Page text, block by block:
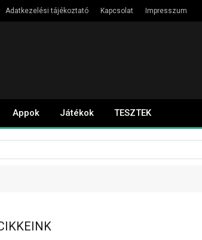
Adatkezelési tájékoztató Kapcsolat Impresszum
Appok Játékok TESZTEK